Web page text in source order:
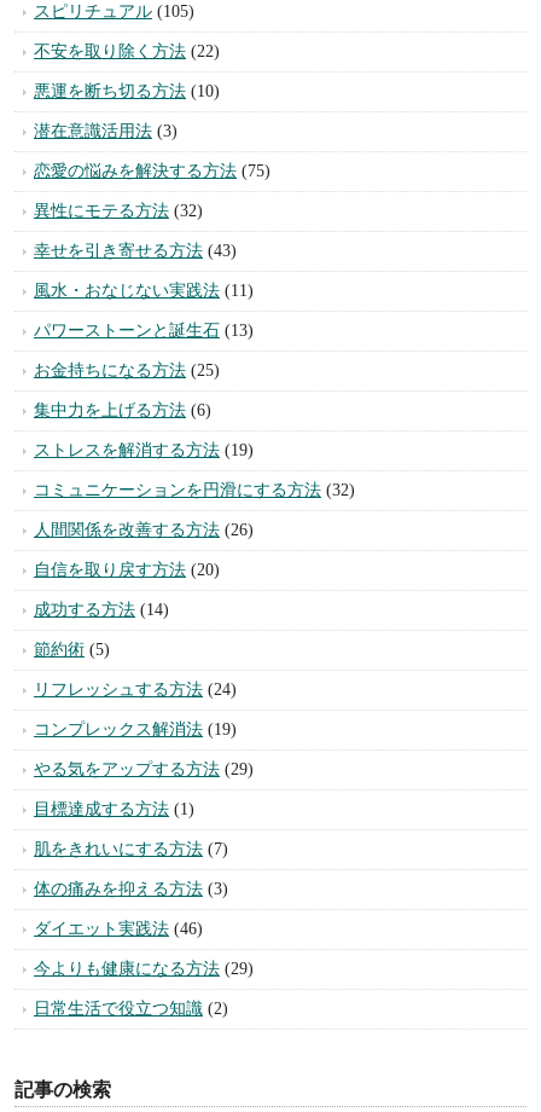
スピリチュアル (105)
不安を取り除く方法 (22)
悪運を断ち切る方法 (10)
潜在意識活用法 (3)
恋愛の悩みを解決する方法 (75)
異性にモテる方法 (32)
幸せを引き寄せる方法 (43)
風水・おなじない実践法 (11)
パワーストーンと誕生石 (13)
お金持ちになる方法 (25)
集中力を上げる方法 (6)
ストレスを解消する方法 (19)
コミュニケーションを円滑にする方法 (32)
人間関係を改善する方法 (26)
自信を取り戻す方法 (20)
成功する方法 (14)
節約術 (5)
リフレッシュする方法 (24)
コンプレックス解消法 (19)
やる気をアップする方法 (29)
目標達成する方法 (1)
肌をきれいにする方法 (7)
体の痛みを抑える方法 (3)
ダイエット実践法 (46)
今よりも健康になる方法 (29)
日常生活で役立つ知識 (2)
記事の検索